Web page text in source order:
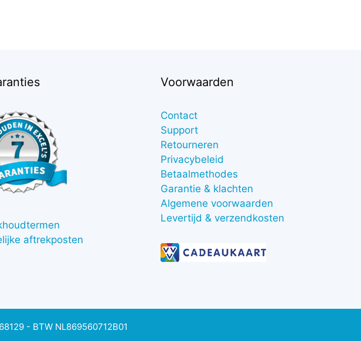
aftrekposten
Voorwaarden
Contact
Support
Retourneren
Privacybeleid
Betaalmethodes
Garantie & klachten
Algemene voorwaarden
Levertijd & verzendkosten
- BTW NL869560712B01